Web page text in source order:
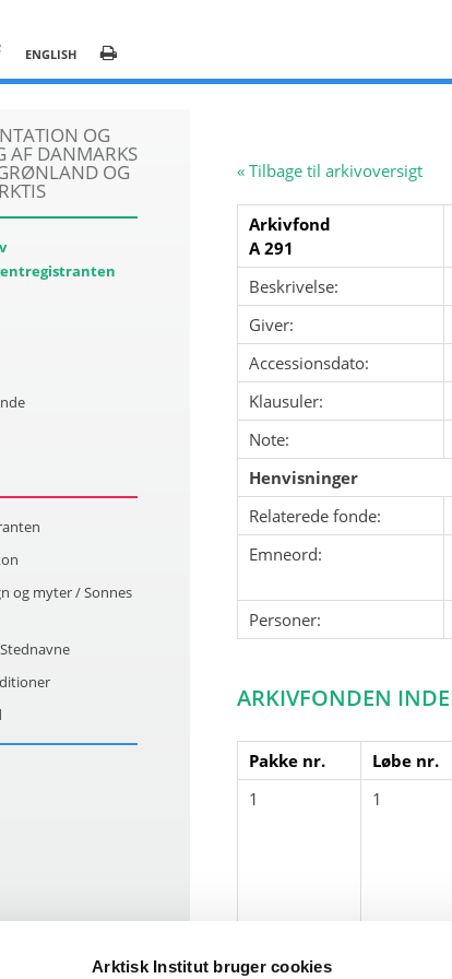
Arktisk Institut bruger cookies
ENGLISH
OG
AF DANMARKS
OG
og myter / Sonnes
« Tilbage til arkivoversigt
Arkivfond
A 291
Beskrivelse:
Giver:
Accessionsdato:
Klausuler:
Note:
Henvisninger
Relaterede fonde:
Emneord:
Personer:
ARKIVFONDEN
Pakke nr. Løbe nr.
1
1